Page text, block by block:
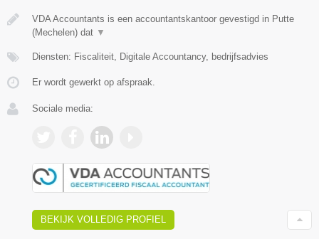
VDA Accountants is een accountantskantoor gevestigd in Putte
(Mechelen) dat ▼
Diensten: Fiscaliteit, Digitale Accountancy, bedrijfsadvies
Er wordt gewerkt op afspraak.
Sociale media:
BEKIJK VOLLEDIG PROFIEL